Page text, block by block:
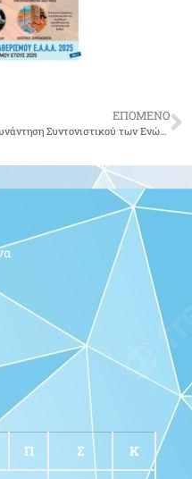
ΕΠΟΜΕΝΟ
Συνάντηση Συντονιστικού των Ενώσεων Αποστράτων Αξιωματικών Ε.Δ. (ΕΑΑΣ-ΕΑΑΝ-ΕΑΑΑ) με τον κ. ΥΕΘΑ
Π Σ Κ